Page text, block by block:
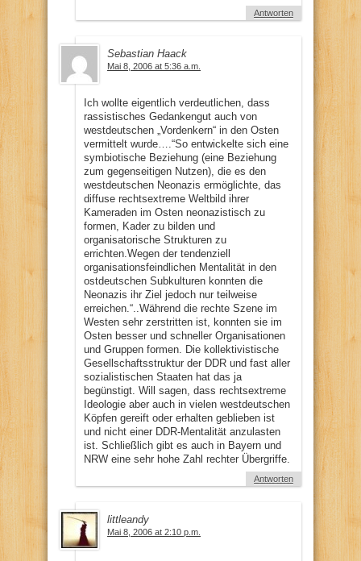
Antworten
Sebastian Haack
Mai 8, 2006 at 5:36 a.m.
Ich wollte eigentlich verdeutlichen, dass
rassistisches Gedankengut auch von
westdeutschen „Vordenkern“ in den Osten
vermittelt wurde….“So entwickelte sich eine
symbiotische Beziehung (eine Beziehung
zum gegenseitigen Nutzen), die es den
westdeutschen Neonazis ermöglichte, das
diffuse rechtsextreme Weltbild ihrer
Kameraden im Osten neonazistisch zu
formen, Kader zu bilden und
organisatorische Strukturen zu
errichten.Wegen der tendenziell
organisationsfeindlichen Mentalität in den
ostdeutschen Subkulturen konnten die
Neonazis ihr Ziel jedoch nur teilweise
erreichen.“..Während die rechte Szene im
Westen sehr zerstritten ist, konnten sie im
Osten besser und schneller Organisationen
und Gruppen formen. Die kollektivistische
Gesellschaftsstruktur der DDR und fast aller
sozialistischen Staaten hat das ja
begünstigt. Will sagen, dass rechtsextreme
Ideologie aber auch in vielen westdeutschen
Köpfen gereift oder erhalten geblieben ist
und nicht einer DDR-Mentalität anzulasten
ist. Schließlich gibt es auch in Bayern und
NRW eine sehr hohe Zahl rechter Übergriffe.
Antworten
littleandy
Mai 8, 2006 at 2:10 p.m.